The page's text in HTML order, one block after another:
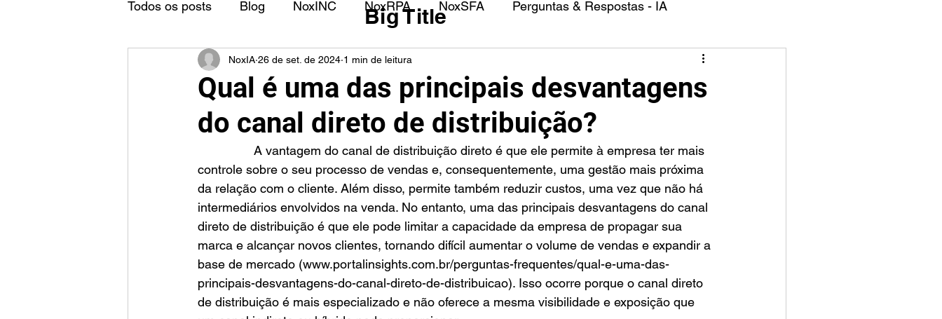
Todos os posts Blog NoxINC NoxRPA NoxSFA Perguntas & Respostas - IA
Qual é uma das principais desvantagens
do canal direto de distribuição?
NoxIA 26 de set. de 2024 1 min de leitura
controle sobre o seu processo de vendas e, consequentemente, uma gestão mais próxima
da relação com o cliente. Além disso, permite também reduzir custos, uma vez que não há
intermediários envolvidos na venda. No entanto, uma das principais desvantagens do canal
direto de distribuição é que ele pode limitar a capacidade da empresa de propagar sua
marca e alcançar novos clientes, tornando difícil aumentar o volume de vendas e expandir a
base de mercado (www.portalinsights.com.br/perguntas-frequentes/qual-e-uma-das-
principais-desvantagens-do-canal-direto-de-distribuicao). Isso ocorre porque o canal direto
de distribuição é mais especializado e não oferece a mesma visibilidade e exposição que
Big Title